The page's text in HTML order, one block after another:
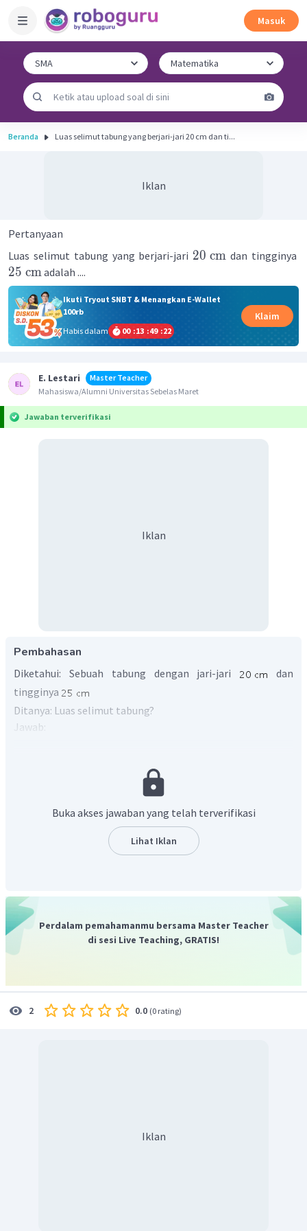
Masuk
Beranda Luas selimut tabung yang berjari-jari 20 cm dan ti...
Iklan
Pertanyaan
Luas selimut tabung yang berjari-jari 20 cm dan tingginya
25 cmadalah ....
Ikuti Tryout SNBT & Menangkan E-Wallet
100rb
Habis dalam
00 :13 :49 :22
Klaim
E. Lestari
Master Teacher
Mahasiswa/Alumni Universitas Sebelas Maret
Jawaban terverifikasi
Iklan
Pembahasan
Diketahui: Sebuah tabung dengan jari-jari
dan
tingginya
Ditanya: Luas selimut tabung?
Jawab:
tingginya
Buka akses jawaban yang telah terverifikasi
Lihat Iklan
Perdalam pemahamanmu bersama Master Teacher
di sesi Live Teaching, GRATIS!
2 0.0 (0 rating)
Iklan